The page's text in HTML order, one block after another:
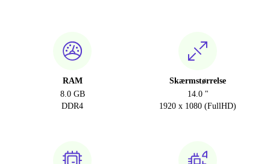
RAM
8.0 GB
DDR4
Skærmstørrelse
14.0 "
1920 x 1080 (FullHD)